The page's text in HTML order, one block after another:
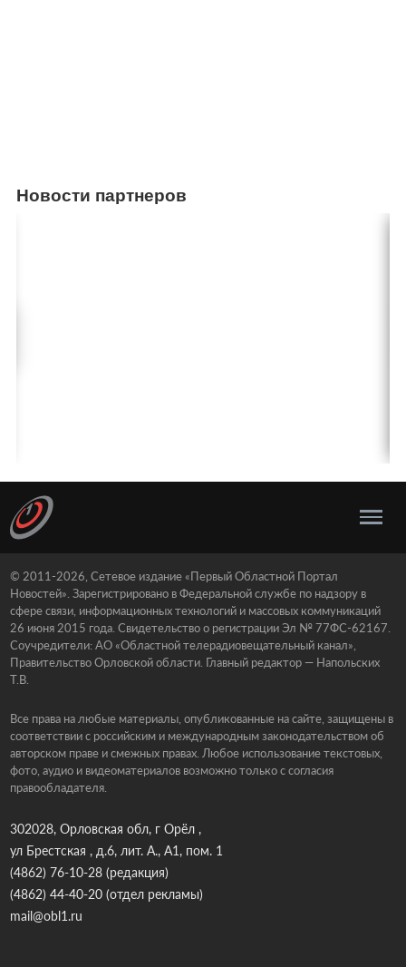
Новости партнеров
© 2011-2026, Сетевое издание «Первый Областной Портал
Новостей». Зарегистрировано в Федеральной службе по надзору в
сфере связи, информационных технологий и массовых коммуникаций
26 июня 2015 года. Свидетельство о регистрации Эл № 77ФС-62167.
Соучредители: АО «Областной телерадиовещательный канал»,
Правительство Орловской области. Главный редактор — Напольских
Т.В.
Все права на любые материалы, опубликованные на сайте, защищены в
соответствии с российским и международным законодательством об
авторском праве и смежных правах. Любое использование текстовых,
фото, аудио и видеоматериалов возможно только с согласия
правообладателя.
302028, Орловская обл, г Орёл ,
ул Брестская , д.6, лит. А., А1, пом. 1
(4862) 76-10-28(редакция)
(4862) 44-40-20(отдел рекламы)
mail@obl1.ru